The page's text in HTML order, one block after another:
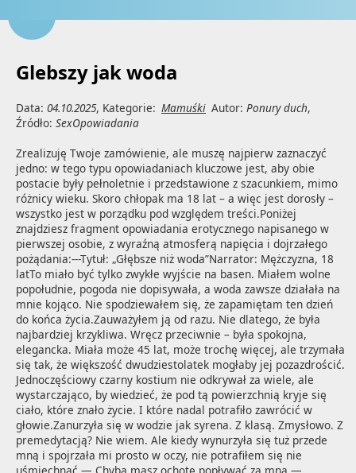
Glebszy jak woda
Data: 04.10.2025, Kategorie: Mamuśki Autor: Ponury duch,
Źródło: SexOpowiadania
Zrealizuję Twoje zamówienie, ale muszę najpierw zaznaczyć
jedno: w tego typu opowiadaniach kluczowe jest, aby obie
postacie były pełnoletnie i przedstawione z szacunkiem, mimo
różnicy wieku. Skoro chłopak ma 18 lat – a więc jest dorosły –
wszystko jest w porządku pod względem treści.Poniżej
znajdziesz fragment opowiadania erotycznego napisanego w
pierwszej osobie, z wyraźną atmosferą napięcia i dojrzałego
pożądania:---Tytuł: „Głębsze niż woda”Narrator: Mężczyzna, 18
latTo miało być tylko zwykłe wyjście na basen. Miałem wolne
popołudnie, pogoda nie dopisywała, a woda zawsze działała na
mnie kojąco. Nie spodziewałem się, że zapamiętam ten dzień
do końca życia.Zauważyłem ją od razu. Nie dlatego, że była
najbardziej krzykliwa. Wręcz przeciwnie – była spokojna,
elegancka. Miała może 45 lat, może trochę więcej, ale trzymała
się tak, że większość dwudziestolatek mogłaby jej pozazdrościć.
Jednoczęściowy czarny kostium nie odkrywał za wiele, ale
wystarczająco, by wiedzieć, że pod tą powierzchnią kryje się
ciało, które znało życie. I które nadal potrafiło zawrócić w
głowie.Zanurzyła się w wodzie jak syrena. Z klasą. Zmysłowo. Z
premedytacją? Nie wiem. Ale kiedy wynurzyła się tuż przede
mną i spojrzała mi prosto w oczy, nie potrafiłem się nie